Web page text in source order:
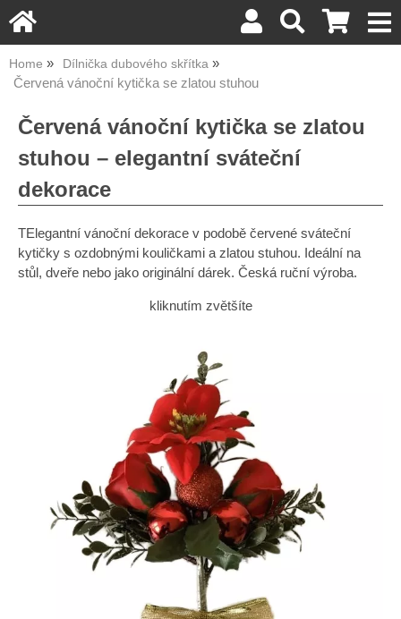
Home Dílnička dubového skřítka
Červená vánoční kytička se zlatou stuhou
Červená vánoční kytička se zlatou
stuhou – elegantní sváteční
dekorace
TElegantní vánoční dekorace v podobě červené sváteční
kytičky s ozdobnými kouličkami a zlatou stuhou. Ideální na
stůl, dveře nebo jako originální dárek. Česká ruční výroba.
kliknutím zvětšíte